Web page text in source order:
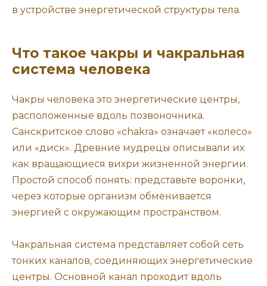
в устройстве энергетической структуры тела.
Что такое чакры и чакральная
система человека
Чакры человека это энергетические центры,
расположенные вдоль позвоночника.
Санскритское слово «chakra» означает «колесо»
или «диск». Древние мудрецы описывали их
как вращающиеся вихри жизненной энергии.
Простой способ понять: представьте воронки,
через которые организм обменивается
энергией с окружающим пространством.
Чакральная система представляет собой сеть
тонких каналов, соединяющих энергетические
центры. Основной канал проходит вдоль